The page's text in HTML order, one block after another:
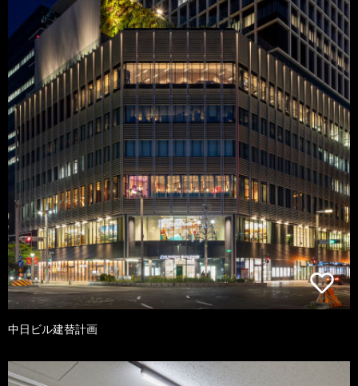
中日ビル建替計画